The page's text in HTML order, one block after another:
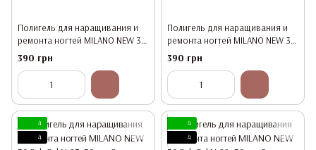
Полигель для наращивания и
ремонта ногтей MILANO NEW 30
PolyGel N-25, 30 мл
390 грн
Полигель для наращивания и
ремонта ногтей MILANO NEW 30
PolyGel N-26, 30 мл
390 грн
4
4
4
4